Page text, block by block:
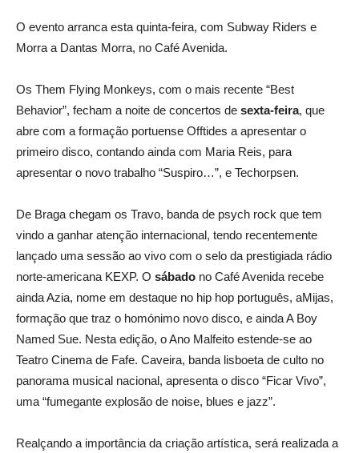
O evento arranca esta quinta-feira, com Subway Riders e
Morra a Dantas Morra, no Café Avenida.
Os Them Flying Monkeys, com o mais recente “Best
Behavior”, fecham a noite de concertos de sexta-feira, que
abre com a formação portuense Offtides a apresentar o
primeiro disco, contando ainda com Maria Reis, para
apresentar o novo trabalho “Suspiro…”, e Techorpsen.
De Braga chegam os Travo, banda de psych rock que tem
vindo a ganhar atenção internacional, tendo recentemente
lançado uma sessão ao vivo com o selo da prestigiada rádio
norte-americana KEXP. O sábado no Café Avenida recebe
ainda Azia, nome em destaque no hip hop português, aMijas,
formação que traz o homónimo novo disco, e ainda A Boy
Named Sue. Nesta edição, o Ano Malfeito estende-se ao
Teatro Cinema de Fafe. Caveira, banda lisboeta de culto no
panorama musical nacional, apresenta o disco “Ficar Vivo”,
uma “fumegante explosão de noise, blues e jazz”.
Realçando a importância da criação artística, será realizada a